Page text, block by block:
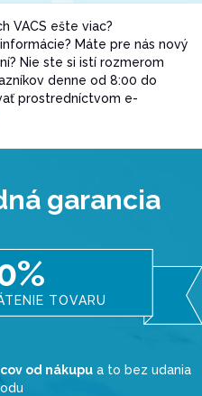
VACS ešte viac?
Máte pre nás nový
Nie ste si istí rozmerom
denne od 8:00 do
prostredníctvom e-
garancia
TOVARU
od nákupu a to bez udania